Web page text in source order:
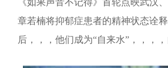
章若楠将抑郁症患者的精神状态诠释得十
后，，，他们成为“自来水”，，